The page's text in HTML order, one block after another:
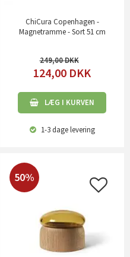
ChiCura Copenhagen -
Magnetramme - Sort 51 cm
249,00
124,00 DKK
LÆG I KURVEN
1-3 dagelevering
50%